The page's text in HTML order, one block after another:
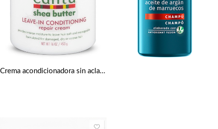
Crema acondicionadora sin aclarado de 453 g de Cantu